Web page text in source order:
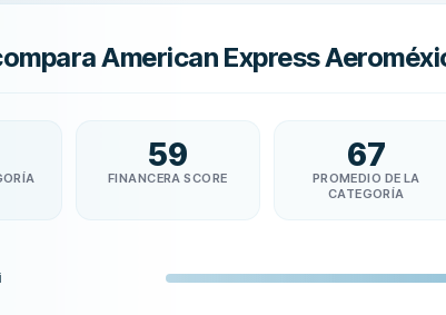
American Express
59
FINANCERA SCORE
67
PROMEDIO DE LA
CATEGORÍA